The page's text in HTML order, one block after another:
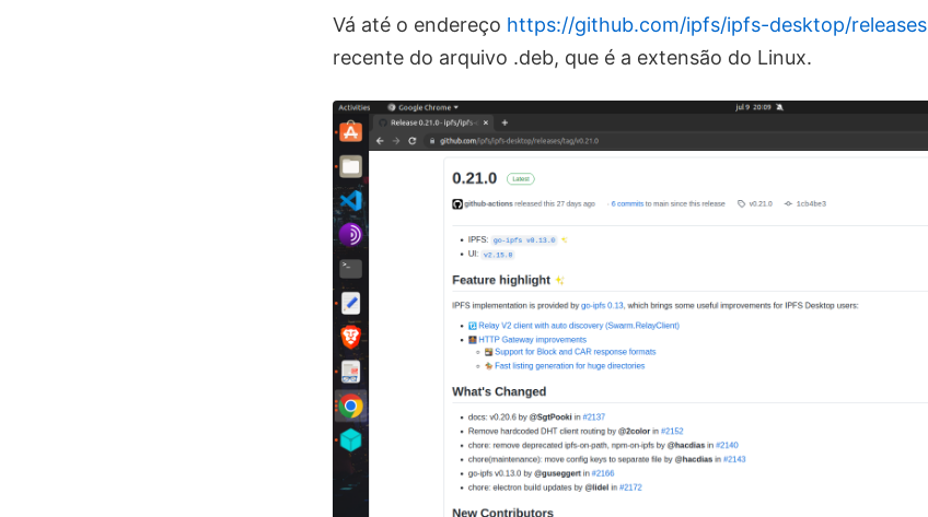
Vá até o endereço https://github.com/ipfs/ipfs-desktop/releases
recente do arquivo .deb, que é a extensão do Linux.